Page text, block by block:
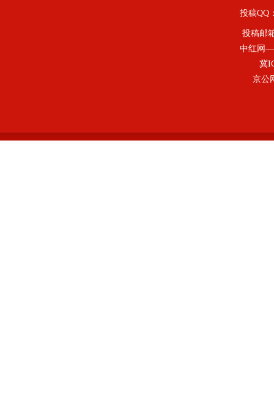
投稿QQ
投稿邮
中红网—
冀
京公